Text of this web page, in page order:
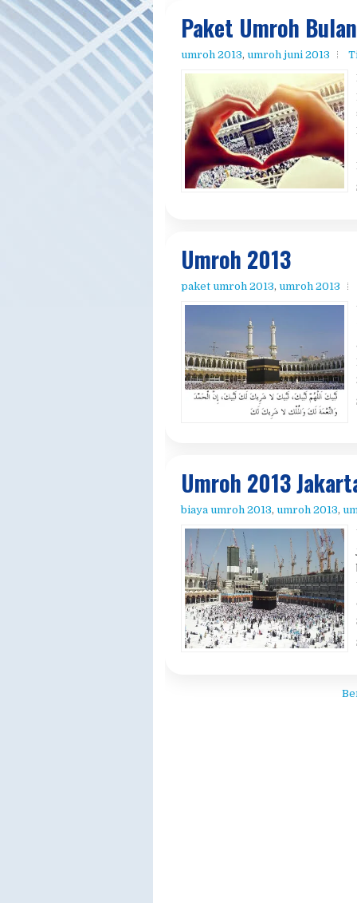
Paket Umroh
umroh 2013, umroh juni 2013
Umroh 2013
paket umroh 2013, umroh 2013
Umroh 2013
biaya umroh 2013, umroh 2013,